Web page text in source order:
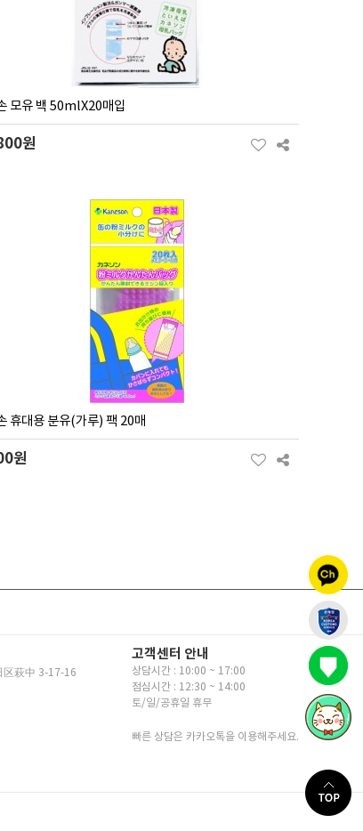
모유 백 50mlX20매입
원
휴대용 분유(가루) 팩 20매
원
고객센터 안내
상담시간 : 10:00 ~ 17:00
점심시간 : 12:30 ~ 14:00
토/일/공휴일 휴무
빠른 상담은 카카오톡을 이용해주세요.
区萩中 3-17-16